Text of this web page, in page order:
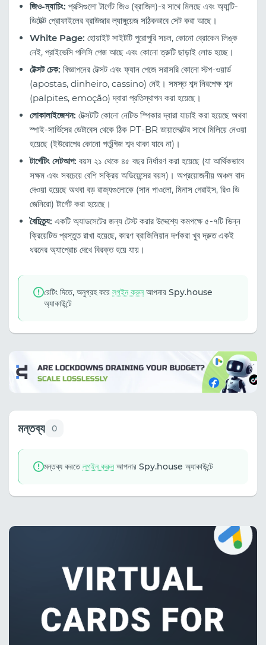
জিও-ম্যাচিং: প্রক্সিগুলো টার্গেট জিও (ব্রাজিল)-র সাথে মিলছে এবং অ্যান্টি-
ডিটেক্ট প্রোফাইলের ব্রাউজার ল্যাঙ্গুয়েজ সঠিকভাবে সেট করা আছে।
White Page: হোয়াইট সাইটটি পুরোপুরি সচল, কোনো ব্রোকেন লিঙ্ক
নেই, প্রাইভেসি পলিসি পেজ আছে এবং কোনো ত্রুটি ছাড়াই লোড হচ্ছে।
টেক্সট চেক: বিজ্ঞাপনের টেক্সট এবং ফ্যান পেজে সরাসরি কোনো স্টপ-ওয়ার্ড
(apostas, dinheiro, cassino) নেই। সমস্ত শব্দ নিরপেক্ষ শব্দ
(palpites, emoção) দ্বারা প্রতিস্থাপন করা হয়েছে।
লোকালাইজেশন: টেক্সটটি কোনো নেটিভ স্পিকার দ্বারা যাচাই করা হয়েছে অথবা
স্পাই-সার্ভিসের ডেটাবেস থেকে ঠিক PT-BR ডায়ালেক্টের সাথে মিলিয়ে নেওয়া
হয়েছে (ইউরোপের কোনো পর্তুগিজ শব্দ থাকা যাবে না)।
টার্গেটিং সেটআপ: বয়স ২১ থেকে ৪৫ বছর নির্ধারণ করা হয়েছে (যা আর্থিকভাবে
সক্ষম এবং সবচেয়ে বেশি সক্রিয় অডিয়েন্সের বয়স)। অপ্রয়োজনীয় অঞ্চল বাদ
দেওয়া হয়েছে অথবা বড় রাজ্যগুলোকে (সান পাওলো, মিনাস গেরাইস, রিও ডি
জেনিরো) টার্গেট করা হয়েছে।
বৈচিত্র্য: একটি অ্যাডসেটের জন্য টেস্ট করার উদ্দেশ্যে কমপক্ষে ৫-৭টি ভিন্ন
ক্রিয়েটিভ প্রস্তুত রাখা হয়েছে, কারণ ব্রাজিলিয়ান দর্শকরা খুব দ্রুত একই
ধরনের অ্যাপ্রোচ দেখে বিরক্ত হয়ে যায়।
রেটিং দিতে, অনুগ্রহ করে লগইন করুনআপনার Spy.house
অ্যাকাউন্টে
মন্তব্য 0
মন্তব্য করতেলগইন করুনআপনার Spy.house অ্যাকাউন্টে